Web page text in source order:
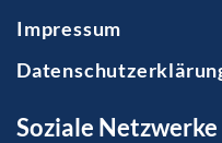
Impressum
Soziale Netzwerke